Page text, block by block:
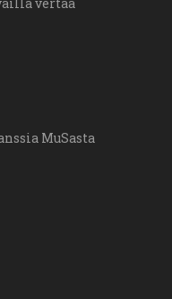
vertaa
MuSasta